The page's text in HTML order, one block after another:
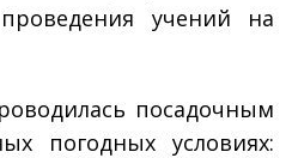
учений на
посадочным
погодных условиях: